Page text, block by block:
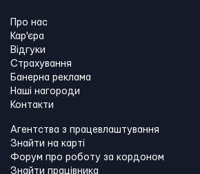
Про нас
Кар'єра
Відгуки
Страхування
Банерна реклама
Наші нагороди
Контакти
Агентства з працевлаштування
Знайти на карті
Форум про роботу за кордоном
Знайти працівника